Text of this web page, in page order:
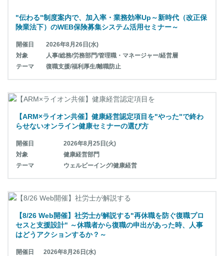
"伝わる"制度案内で、加入率・業務効率Up～新時代（改正保
険業法下）のWEB保険募集システム活用セミナー～
開催日
2026年8月26日(水)
対象
人事/総務/労務部門/管理職・マネージャー/経営層
テーマ
復職支援/福利厚生/離職防止
【ARM×ライオン共催】健康経営認定項目を"やった"で終わ
らせないオンライン健康セミナーの選び方
開催日
2026年8月25日(火)
対象
健康経営部門
テーマ
ウェルビーイング/健康経営
【8/26 Web開催】社労士が解説する"再休職を防ぐ復職プロ
セスと支援設計" ～休職者から復職の申出があった時、人事
はどうアクションするか？～
開催日
2026年8月26日(水)